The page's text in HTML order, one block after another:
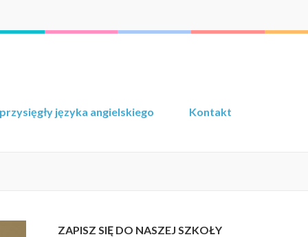
języka angielskiego Kontakt
ZAPISZ SIĘ DO NASZEJ SZKOŁY